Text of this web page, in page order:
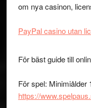
om nya casinon,
PayPal casino utan
För bäst guide till
För spel: Minimiålder
https://